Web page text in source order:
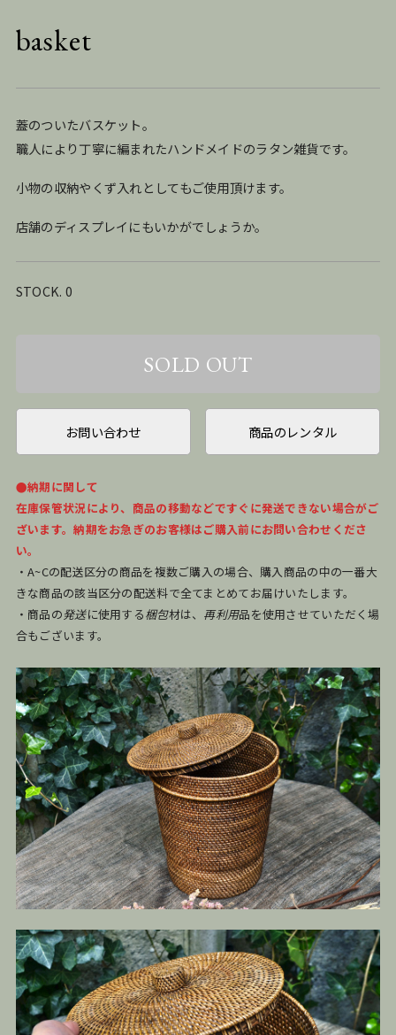
basket
蓋のついたバスケット。
職人により丁寧に編まれたハンドメイドのラタン雑貨です。
小物の収納やくず入れとしてもご使用頂けます。
店舗のディスプレイにもいかがでしょうか。
STOCK. 0
お問い合わせ 商品のレンタル
●納期に関して
在庫保管状況により、商品の移動などですぐに発送できない場合がご
ざいます。納期をお急ぎのお客様はご購入前にお問い合わせくださ
い。
・A~Cの配送区分の商品を複数ご購入の場合、購入商品の中の一番大
きな商品の該当区分の配送料で全てまとめてお届けいたします。
・商品の発送に使用する梱包材は、 再利用品を使用させていただく場
合もございます。